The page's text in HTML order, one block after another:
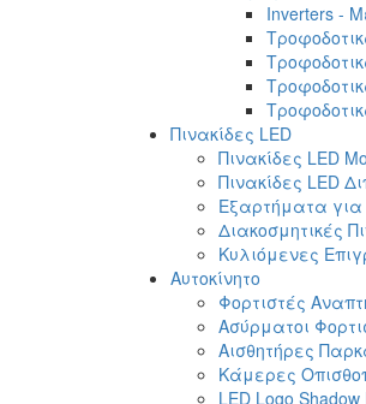
Inverters -
Πινακίδες LED
Πινακίδες LED
Πινακίδες LED
Εξαρτήματα για
Διακοσμητικές
Κυλιόμενες
Αυτοκίνητο
Φορτιστές
Ασύρματοι
Αισθητήρες
Κάμερες
LED Logo